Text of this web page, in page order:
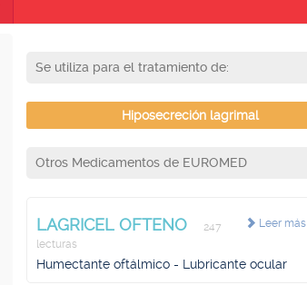
Se utiliza para el tratamiento de:
Hiposecreción lagrimal
Otros Medicamentos de EUROMED
Leer más
LAGRICEL OFTENO
247
lecturas
Humectante oftálmico - Lubricante ocular